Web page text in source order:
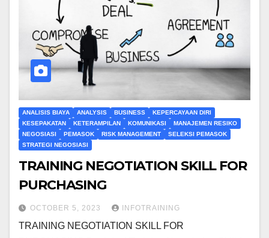
ANALISIS BIAYA ANALYSIS BUSINESS
KEPERCAYAAN DIRI
KESEPAKATAN
KETERAMPILAN KOMUNIKASI
MANAJEMEN RESIKO
NEGOSIASI
PEMASOK RISK MANAGEMENT
SELEKSI PEMASOK
STRATEGI NEGOSIASI
TRAINING NEGOTIATION SKILL FOR
PURCHASING
OCTOBER 5, 2023 INFOTRAINING
TRAINING NEGOTIATION SKILL FOR